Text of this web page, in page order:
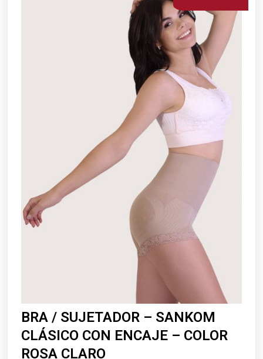
BRA / SUJETADOR – SANKOM
CLÁSICO CON ENCAJE – COLOR
ROSA CLARO